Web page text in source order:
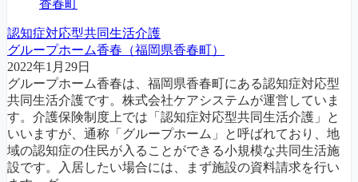
香春町
認知症対応型共同生活介護
グループホーム香春（福岡県香春町）
2022年1月29日
グループホーム香春は、福岡県香春町にある認知症対応型
共同生活介護です。株式会社ケアシステムが運営していま
す。介護保険制度上では「認知症対応型共同生活介護」と
いいますが、通称「グループホーム」と呼ばれており、地
域の認知症の住民が入ることができる小規模な共同生活施
設です。入居したい場合には、まず施設の資料請求を行い